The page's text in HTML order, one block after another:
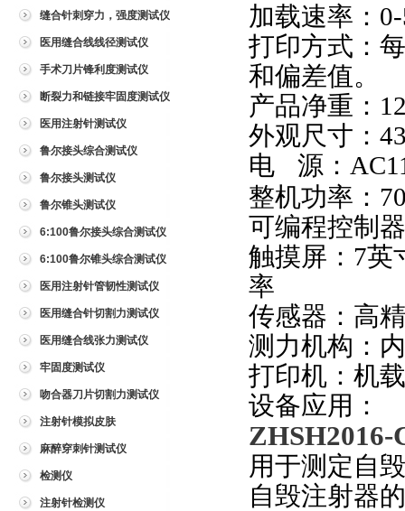
缝合针刺穿力，强度测试仪
医用缝合线线径测试仪
手术刀片锋利度测试仪
断裂力和链接牢固度测试仪
医用注射针测试仪
鲁尔接头综合测试仪
鲁尔接头测试仪
鲁尔锥头测试仪
6:100鲁尔接头综合测试仪
6:100鲁尔锥头综合测试仪
医用注射针管韧性测试仪
医用缝合针切割力测试仪
医用缝合线张力测试仪
牢固度测试仪
吻合器刀片切割力测试仪
注射针模拟皮肤
麻醉穿刺针测试仪
检测仪
注射针检测仪
加载速率：
打印方式：
和偏差值。
产品净重：
外观尺寸：
电
源：
整机功率：
可编程控制
触摸屏： 7英
率
传感器：高
测力机构：
打印机：机
设备应用：
用于测定自
自毁注射器